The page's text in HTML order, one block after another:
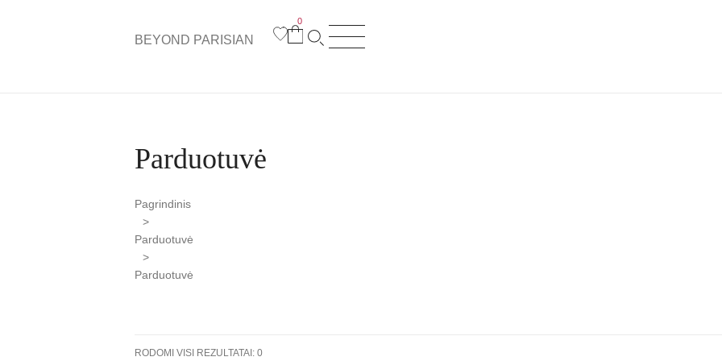
BEYOND PARISIAN
0
Parduotuvė
Pagrindinis
>
Parduotuvė
>
Parduotuvė
RODOMI VISI REZULTATAI: 0